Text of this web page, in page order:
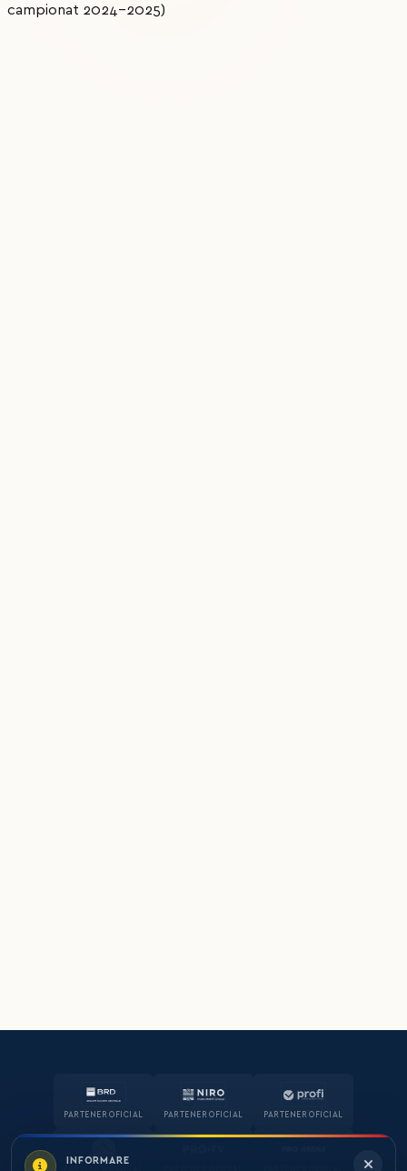
campionat 2024-2025)
PARTENER OFICIAL PARTENER OFICIAL PARTENER OFICIAL
INFORMARE